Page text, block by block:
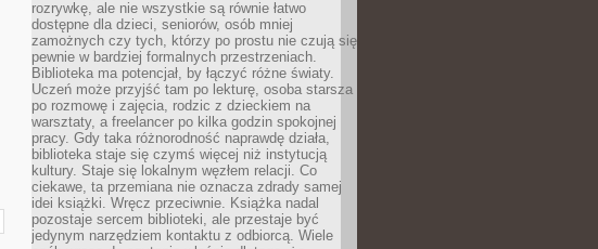
rozrywkę, ale nie wszystkie są równie łatwo
dostępne dla dzieci, seniorów, osób mniej
zamożnych czy tych, którzy po prostu nie czują się
pewnie w bardziej formalnych przestrzeniach.
Biblioteka ma potencjał, by łączyć różne światy.
Uczeń może przyjść tam po lekturę, osoba starsza
po rozmowę i zajęcia, rodzic z dzieckiem na
warsztaty, a freelancer po kilka godzin spokojnej
pracy. Gdy taka różnorodność naprawdę działa,
biblioteka staje się czymś więcej niż instytucją
kultury. Staje się lokalnym węzłem relacji. Co
ciekawe, ta przemiana nie oznacza zdrady samej
idei książki. Wręcz przeciwnie. Książka nadal
pozostaje sercem biblioteki, ale przestaje być
jedynym narzędziem kontaktu z odbiorcą. Wiele